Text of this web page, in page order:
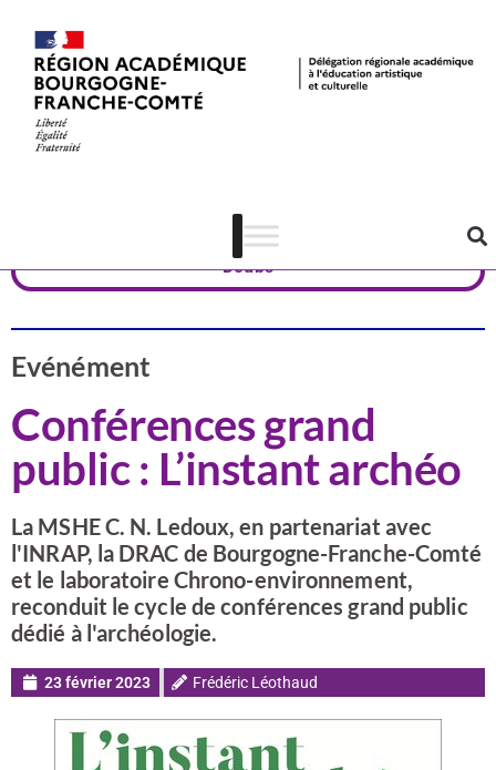
Doubs
Evénément
Conférences grand
public : L’instant archéo
La MSHE C. N. Ledoux, en partenariat avec
l'INRAP, la DRAC de Bourgogne-Franche-Comté
et le laboratoire Chrono-environnement,
reconduit le cycle de conférences grand public
dédié à l'archéologie.
23 février 2023 Frédéric Léothaud